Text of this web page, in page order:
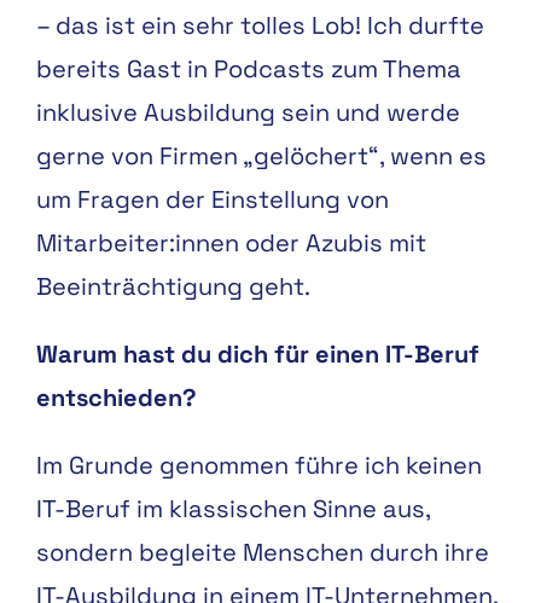
– das ist ein sehr tolles Lob! Ich durfte
bereits Gast in Podcasts zum Thema
inklusive Ausbildung sein und werde
gerne von Firmen „gelöchert“, wenn es
um Fragen der Einstellung von
Mitarbeiter:innen oder Azubis mit
Beeinträchtigung geht.
Warum hast du dich für einen IT-Beruf
entschieden?
Im Grunde genommen führe ich keinen
IT-Beruf im klassischen Sinne aus,
sondern begleite Menschen durch ihre
IT-Ausbildung in einem IT-Unternehmen.